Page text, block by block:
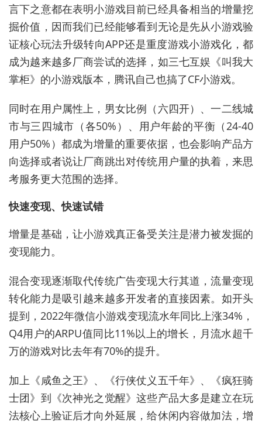
言下之意都在表明小游戏目前已经具备相当的增量挖
掘价值，因而我们已经能够看到无论是先从小游戏验
证核心玩法升级转向APP还是重度游戏小游戏化，都
成为越来越多厂商尝试的选择，如三七互娱《叫我大
掌柜》的小游戏版本，腾讯自己也搞了CF小游戏。
同时在用户属性上，男女比例（ 六四开）、一二线城
市与三四城市（各50%）、用户年龄的平衡（24-40
用户50%）都成为增量的重要依据，也会影响产品方
向选择或者说让厂商跳出对传统用户量的执着，来思
考服务更大范围的选择。
快速变现、快速试错
增量是基础，让小游戏真正备受关注是潜力被发掘的
变现能力。
混合变现逐渐取代传统广告变现大行其道，流量变现
转化能力是吸引越来越多开发者的直接因素。如开头
提到，2022年微信小游戏变现流水年同比上涨34%，
Q4用户的ARPU值同比11%以上的增长，月流水超千
万的游戏对比去年有70%的提升。
加上《咸鱼之王》、《行侠仗义五千年》、《疯狂骑
士团》到《次神光之觉醒》这些产品大多是建立在玩
法核心上验证后才向外延展，给休闲内容做加法，增